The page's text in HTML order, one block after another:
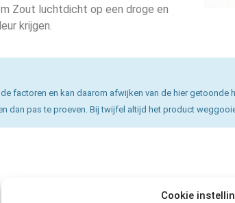
Cookie
Zout luchtdicht op een droge en
krijgen.
factoren en kan daarom afwijken van de hier
dan pas te proeven. Bij twijfel altijd het product